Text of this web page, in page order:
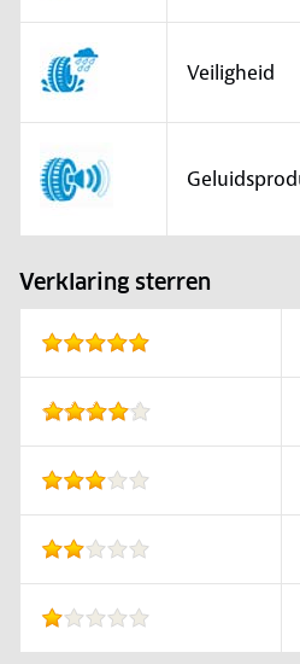
Veiligheid
Verklaring sterren